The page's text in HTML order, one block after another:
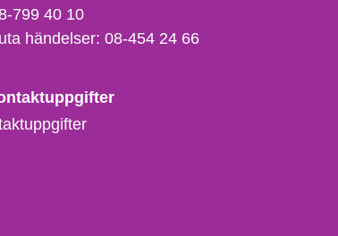
799 40 10
händelser:08-454 24 66